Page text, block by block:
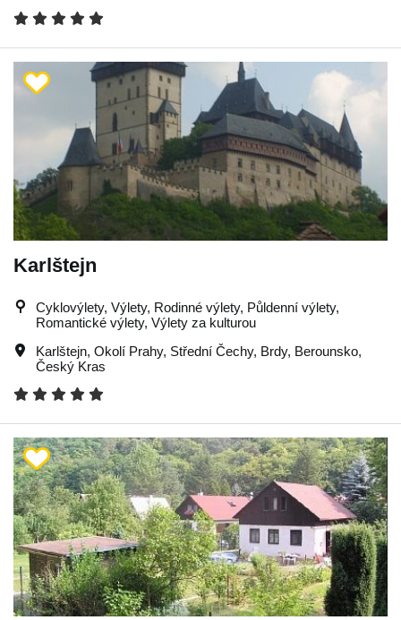
Karlštejn
Cyklovýlety, Výlety, Rodinné výlety, Půldenní výlety,
Romantické výlety, Výlety za kulturou
Karlštejn, Okolí Prahy, Střední Čechy, Brdy, Berounsko,
Český Kras